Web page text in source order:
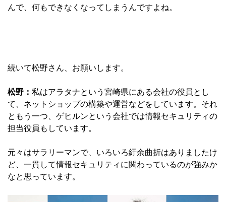
んで、何もできなくなってしまうんですよね。
続いて松野さん、お願いします。
松野： 私はアラタナという宮崎県にある会社の役員とし
て、ネットショップの構築や運営などをしています。それ
ともう一つ、ゲヒルンという会社では情報セキュリティの
担当役員もしています。
元々はサラリーマンで、いろいろ紆余曲折はありましたけ
ど、一貫して情報セキュリティに関わっているのが強みか
なと思っています。